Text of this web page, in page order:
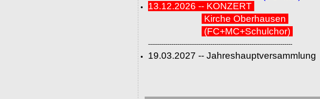
13.12.2026 -- KONZERT
Kirche Oberhausen
(FC+MC+Schulchor)
--------------------------------------------------------------------------
19.03.2027 -- Jahreshauptversammlung